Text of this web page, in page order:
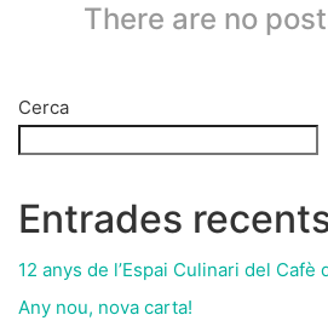
There are no
Cerca
Entrades
12 anys de l’Espai Culinari del Cafè
Any nou, nova carta!